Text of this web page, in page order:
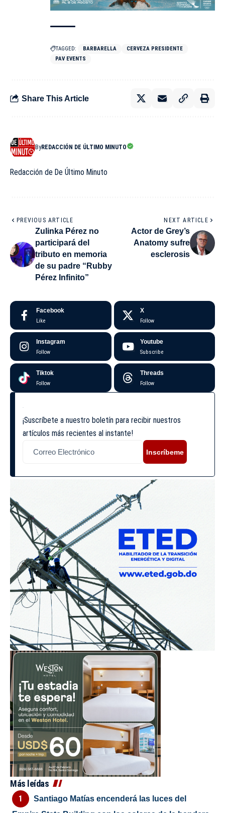
TAGGED: BARBARELLA
CERVEZA PRESIDENTE
PAV EVENTS
Share This Article
ByREDACCIÓN DE ÚLTIMO MINUTO
Redacción de De Último Minuto
PREVIOUS ARTICLE
Zulinka Pérez no
participará del
tributo en memoria
de su padre “Rubby
Pérez Infinito”
NEXT ARTICLE
Actor de Grey’s
Anatomy sufre
esclerosis
Facebook
Like
X
Follow
Instagram
Follow
Youtube
Subscribe
Tiktok
Follow
Threads
Follow
¡Suscríbete a nuestro boletín para recibir nuestros
artículos más recientes al instante!
Inscríbeme
Más leídas
Santiago Matías encenderá las luces del